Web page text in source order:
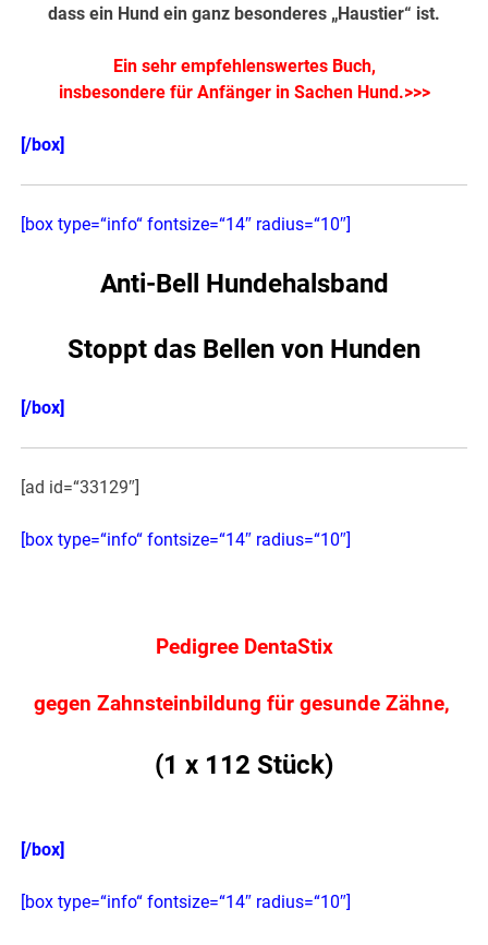
dass ein Hund ein ganz besonderes „Haustier“ ist.
Ein sehr empfehlenswertes Buch,
insbesondere für Anfänger in Sachen Hund.>>>
[/box]
[box type=“info“ fontsize=“14″ radius=“10″]
Anti-Bell Hundehalsband
Stoppt das Bellen von Hunden
[/box]
[ad id=“33129″]
[box type=“info“ fontsize=“14″ radius=“10″]
Pedigree DentaStix
gegen Zahnsteinbildung für gesunde Zähne,
(1 x 112 Stück)
[/box]
[box type=“info“ fontsize=“14″ radius=“10″]